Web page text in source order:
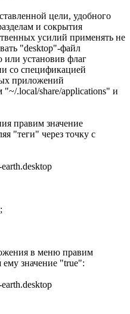
цели, удобного
и сокрытия
усилий применять не
"desktop"-файл
или установив флаг
со спецификацией
приложений
"~/.local/share/applications" и
правим значение
"теги" через точку с
в меню правим
значение "true":